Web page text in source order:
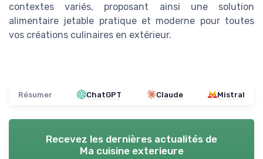
contextes variés, proposant ainsi une solution
alimentaire jetable pratique et moderne pour toutes
vos créations culinaires en extérieur.
Résumer ChatGPT Claude Mistral
Recevez les dernières actualités de
Ma cuisine exterieure